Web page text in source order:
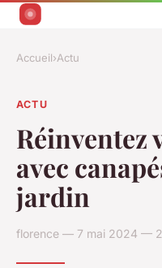
Accueil›Actu
ACTU
Réinventez
avec
jardin
florence — 7 mai 2024 —